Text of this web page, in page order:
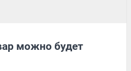
можно будет